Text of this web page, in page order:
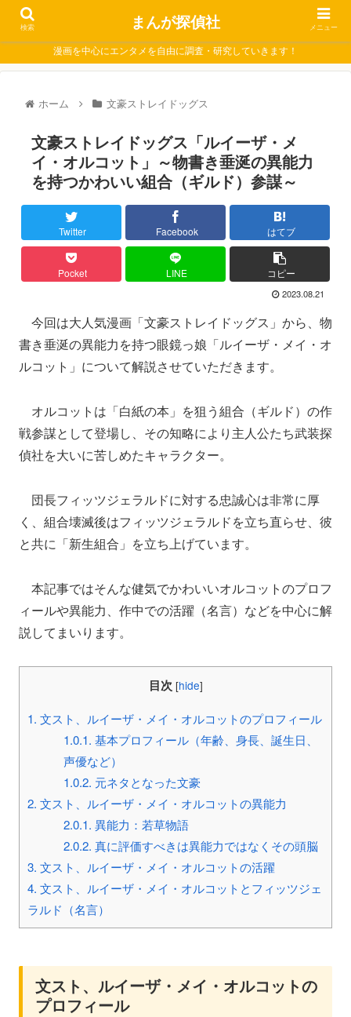
漫画を中心にエンタメを自由に調査・研究していきます！
ホーム 文豪ストレイドッグス
文豪ストレイドッグス「ルイーザ・メ
イ・オルコット」～物書き垂涎の異能力
を持つかわいい組合（ギルド）参謀～
Twitter Facebook はてブ
Pocket LINE コピー
2023.08.21
今回は大人気漫画「文豪ストレイドッグス」から、物
書き垂涎の異能力を持つ眼鏡っ娘「ルイーザ・メイ・オ
ルコット」について解説させていただきます。
オルコットは「白紙の本」を狙う組合（ギルド）の作
戦参謀として登場し、その知略により主人公たち武装探
偵社を大いに苦しめたキャラクター。
団長フィッツジェラルドに対する忠誠心は非常に厚
く、組合壊滅後はフィッツジェラルドを立ち直らせ、彼
と共に「新生組合」を立ち上げています。
本記事ではそんな健気でかわいいオルコットのプロフ
ィールや異能力、作中での活躍（名言）などを中心に解
説してまいります。
目次 [hide]
1. 文スト、ルイーザ・メイ・オルコットのプロフィール
1.0.1. 基本プロフィール（年齢、身長、誕生日、
声優など）
1.0.2. 元ネタとなった文豪
2. 文スト、ルイーザ・メイ・オルコットの異能力
2.0.1. 異能力：若草物語
2.0.2. 真に評価すべきは異能力ではなくその頭脳
3. 文スト、ルイーザ・メイ・オルコットの活躍
4. 文スト、ルイーザ・メイ・オルコットとフィッツジェ
ラルド（名言）
文スト、ルイーザ・メイ・オルコットの
プロフィール
検索 まんが探偵社 メニュー